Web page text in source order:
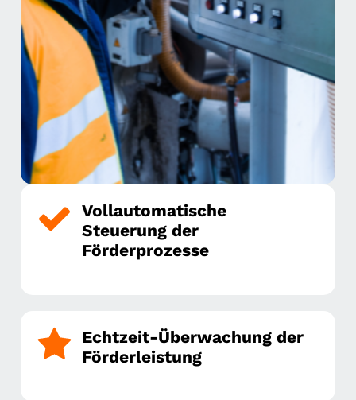
Vollautomatische
Steuerung der
Förderprozesse
Echtzeit-Überwachung der
Förderleistung